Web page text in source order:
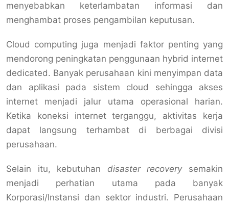
menyebabkan keterlambatan informasi dan
menghambat proses pengambilan keputusan.
Cloud computing juga menjadi faktor penting yang
mendorong peningkatan penggunaan hybrid internet
dedicated. Banyak perusahaan kini menyimpan data
dan aplikasi pada sistem cloud sehingga akses
internet menjadi jalur utama operasional harian.
Ketika koneksi internet terganggu, aktivitas kerja
dapat langsung terhambat di berbagai divisi
perusahaan.
Selain itu, kebutuhan disaster recoverysemakin
menjadi perhatian utama pada banyak
Korporasi/Instansi dan sektor industri. Perusahaan